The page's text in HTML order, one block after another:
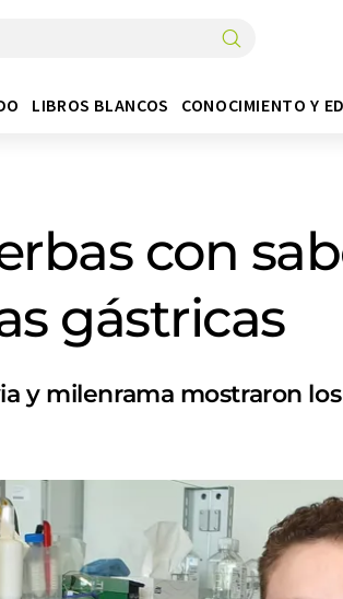
LIBROS BLANCOS CONOCIMIENTO Y
con
gástricas
y milenrama mostraron